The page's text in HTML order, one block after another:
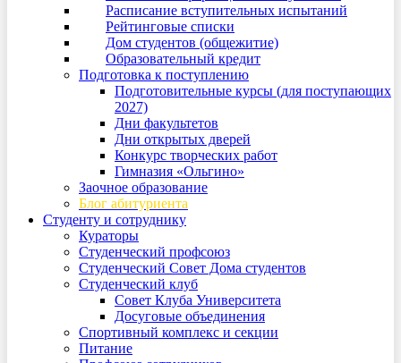
Расписание вступительных испытаний
Рейтинговые списки
Дом студентов (общежитие)
Образовательный кредит
Подготовка к поступлению
Подготовительные курсы (для поступающих
2027)
Дни факультетов
Дни открытых дверей
Конкурс творческих работ
Гимназия «Ольгино»
Заочное образование
Блог абитуриента
Студенту и сотруднику
Кураторы
Студенческий профсоюз
Студенческий Совет Дома студентов
Студенческий клуб
Совет Клуба Университета
Досуговые объединения
Спортивный комплекс и секции
Питание